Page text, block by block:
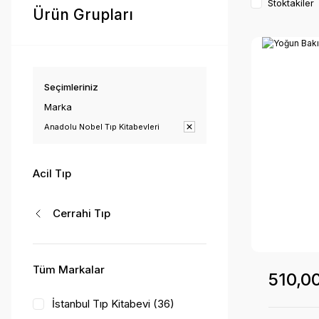
Ürün Grupları
Seçimleriniz
Marka
Anadolu Nobel Tıp Kitabevleri
Acil Tıp
Cerrahi Tıp
Tüm Markalar
İstanbul Tıp Kitabevi (36)
Stoktakiler